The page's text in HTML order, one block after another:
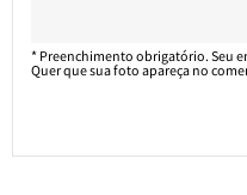
* Preenchimento obrigatório. Seu
Quer que sua foto apareça no